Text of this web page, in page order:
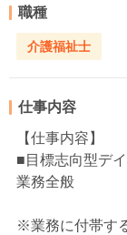
職種
介護福祉士
仕事内容
【仕事内容】
■目標志向型デ
業務全般
※業務に付帯す